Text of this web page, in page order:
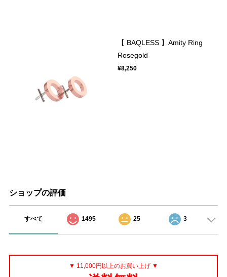
【 BAQLESS 】Amity Ring
Rosegold
¥8,250
ショップの評価
すべて 1495 25 3
▼ 11,000円以上のお買い上げ ▼